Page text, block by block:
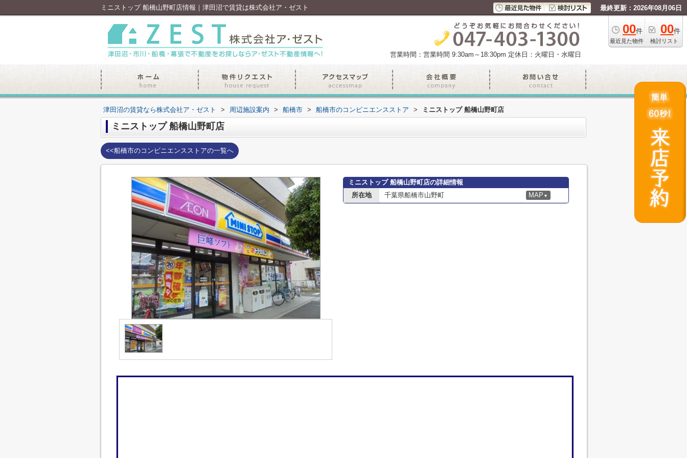
ミニストップ 船橋山野町店情報｜津田沼で賃貸は株式会社ア・ゼスト 最終更新：2026年08月06日
00件
最近見た物件
00件
検討リスト
営業時間：営業時間 9:30am～18:30pm 定休日：火曜日・水曜日
津田沼の賃貸なら株式会社ア・ゼスト > 周辺施設案内 > 船橋市 > 船橋市のコンビニエンスストア > ミニストップ 船橋山野町店
ミニストップ 船橋山野町店
<<船橋市のコンビニエンスストアの一覧へ
ミニストップ 船橋山野町店の詳細情報
所在地
千葉県船橋市山野町 MAP ▼